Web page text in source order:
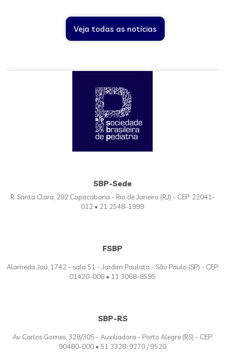
Veja todas as notícias
SBP-Sede
R. Santa Clara, 292 Copacabana - Rio de Janeiro (RJ) - CEP: 22041-
012 • 21 2548-1999
FSBP
Alameda Jaú, 1742 – sala 51 - Jardim Paulista - São Paulo (SP) - CEP:
01420-006 • 11 3068-8595
SBP-RS
Av. Carlos Gomes, 328/305 - Auxiliadora - Porto Alegre (RS) - CEP:
90480-000 • 51 3328-9270 / 9520